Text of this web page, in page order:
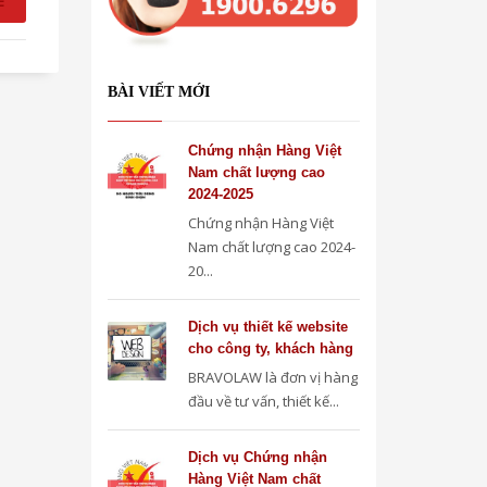
BÀI VIẾT MỚI
Chứng nhận Hàng Việt
Nam chất lượng cao
2024-2025
Chứng nhận Hàng Việt
Nam chất lượng cao 2024-
20...
Dịch vụ thiết kế website
cho công ty, khách hàng
BRAVOLAW là đơn vị hàng
đầu về tư vấn, thiết kế...
Dịch vụ Chứng nhận
Hàng Việt Nam chất